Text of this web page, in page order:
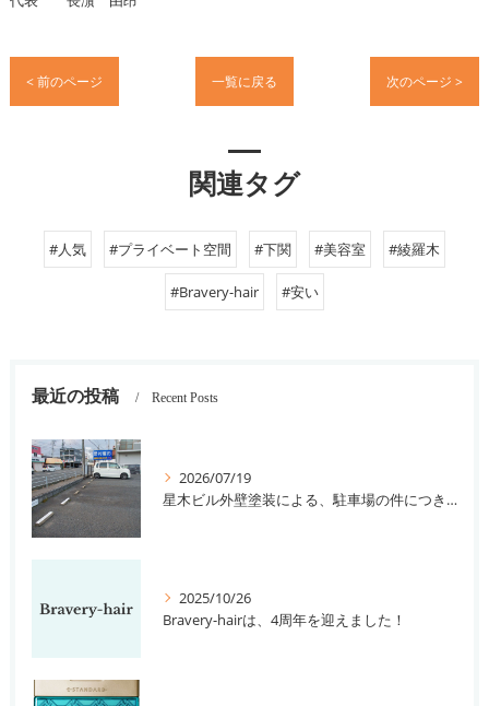
< 前のページ 一覧に戻る 次のページ >
関連タグ
#人気 #プライベート空間 #下関 #美容室 #綾羅木
#Bravery-hair #安い
最近の投稿 Recent Posts
2026/07/19
星木ビル外壁塗装による、駐車場の件につきまして。
2025/10/26
Bravery-hairは、4周年を迎えました！